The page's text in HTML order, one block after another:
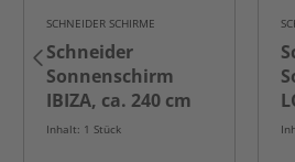
SCHNEIDER SCHIRME
Schneider
Sonnenschirm
IBIZA, ca. 240 cm
Ø, blau
Inhalt: 1 Stück